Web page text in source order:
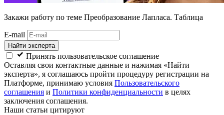
Закажи работу по теме Преобразование Лапласа. Таблица
E-mail
Найти эксперта
Принять пользовательское соглашение
Оставляя свои контактные данные и нажимая «Найти
эксперта», я соглашаюсь пройти процедуру регистрации на
Платформе, принимаю условия Пользовательского
соглашения и Политики конфиденциальности в целях
заключения соглашения.
Наши статьи цитируют